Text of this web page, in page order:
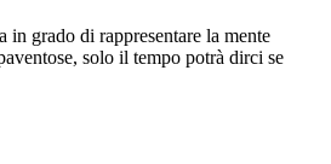
in grado di rappresentare la mente
solo il tempo potrà dirci se